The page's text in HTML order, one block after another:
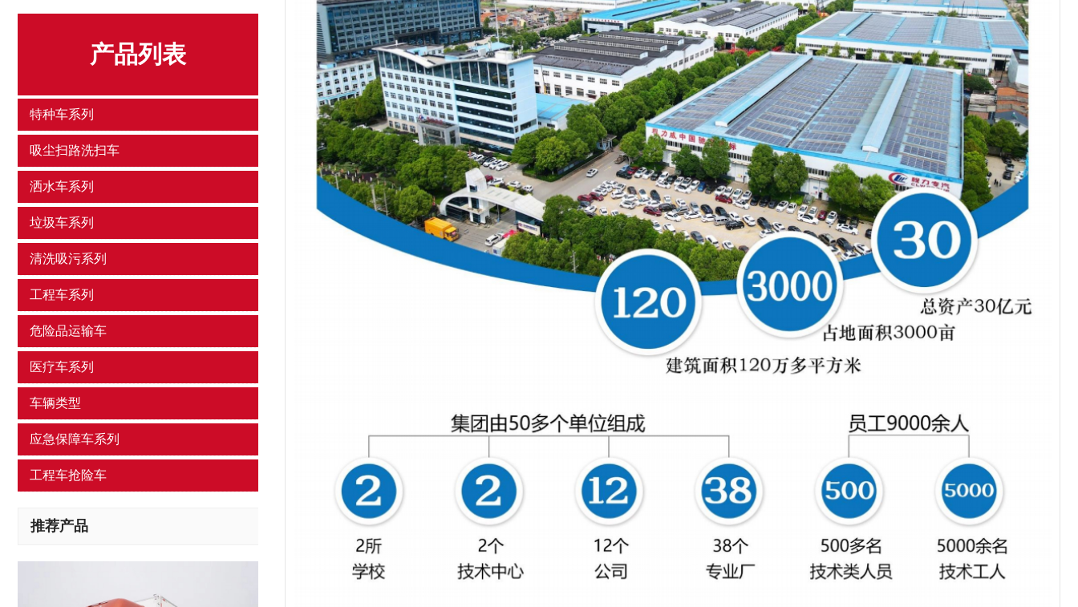
产品列表
特种车系列
吸尘扫路洗扫车
洒水车系列
垃圾车系列
清洗吸污系列
工程车系列
危险品运输车
医疗车系列
车辆类型
应急保障车系列
工程车抢险车
推荐产品